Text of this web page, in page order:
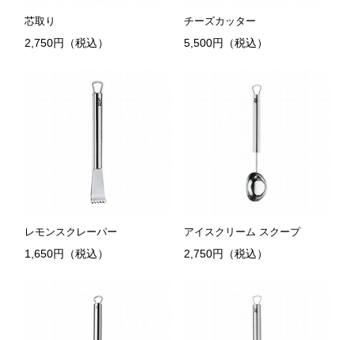
芯取り
2,750円（税込）
チーズカッター
5,500円（税込）
レモンスクレーパー
1,650円（税込）
アイスクリーム スクープ
2,750円（税込）